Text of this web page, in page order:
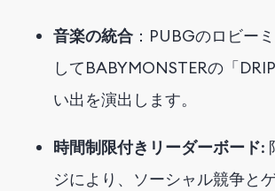
音楽の統合 ：PUBGのロビー
してBABYMONSTERの「
い出を演出します。
時間制限付きリーダーボード:
ジにより、ソーシャル競争と